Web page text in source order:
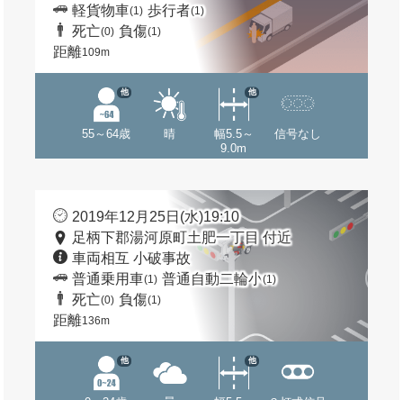
軽貨物車(1) 歩行者(1)
死亡(0) 負傷(1)
距離109m
55～64歳
他
晴
幅5.5～
9.0m
他
信号なし
2019年12月25日(水)19:10
足柄下郡湯河原町土肥一丁目 付近
車両相互 小破事故
普通乗用車(1) 普通自動二輪小(1)
死亡(0) 負傷(1)
距離136m
他 他